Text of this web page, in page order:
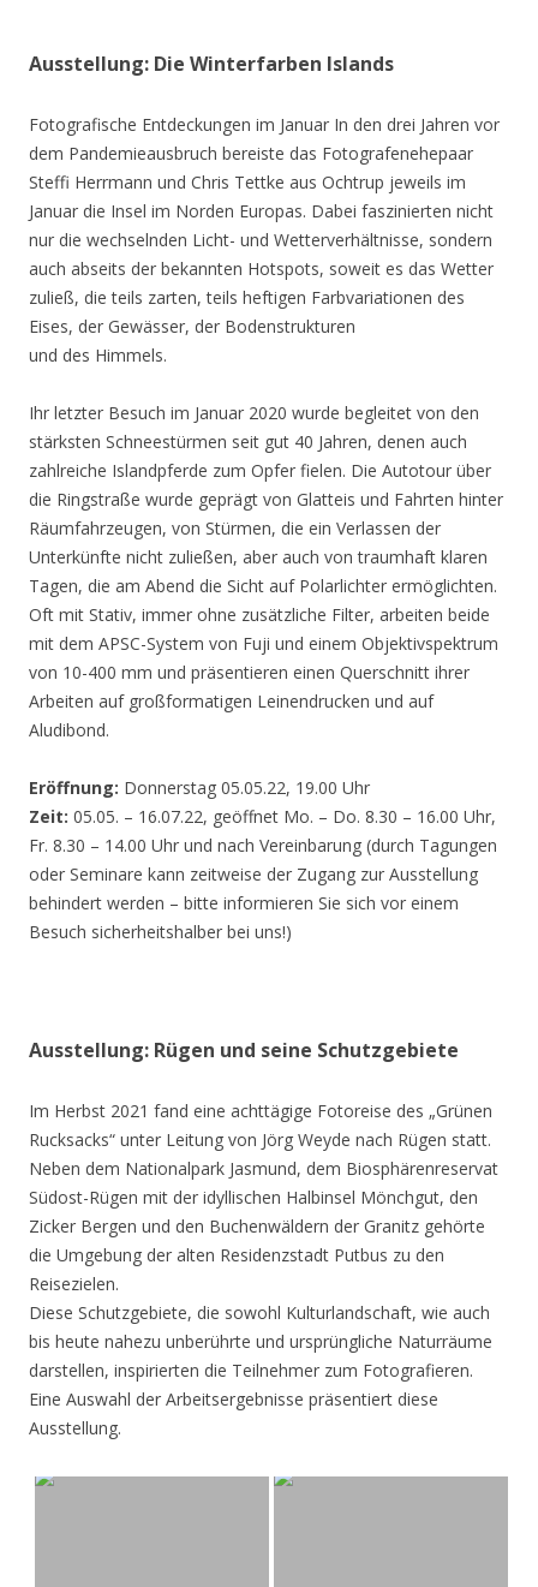
Ausstellung: Die Winterfarben Islands
Fotografische Entdeckungen im Januar In den drei Jahren vor
dem Pandemieausbruch bereiste das Fotografenehepaar
Steffi Herrmann und Chris Tettke aus Ochtrup jeweils im
Januar die Insel im Norden Europas. Dabei faszinierten nicht
nur die wechselnden Licht- und Wetterverhältnisse, sondern
auch abseits der bekannten Hotspots, soweit es das Wetter
zuließ, die teils zarten, teils heftigen Farbvariationen des
Eises, der Gewässer, der Bodenstrukturen
und des Himmels.
Ihr letzter Besuch im Januar 2020 wurde begleitet von den
stärksten Schneestürmen seit gut 40 Jahren, denen auch
zahlreiche Islandpferde zum Opfer fielen. Die Autotour über
die Ringstraße wurde geprägt von Glatteis und Fahrten hinter
Räumfahrzeugen, von Stürmen, die ein Verlassen der
Unterkünfte nicht zuließen, aber auch von traumhaft klaren
Tagen, die am Abend die Sicht auf Polarlichter ermöglichten.
Oft mit Stativ, immer ohne zusätzliche Filter, arbeiten beide
mit dem APSC-System von Fuji und einem Objektivspektrum
von 10-400 mm und präsentieren einen Querschnitt ihrer
Arbeiten auf großformatigen Leinendrucken und auf
Aludibond.
Eröffnung: Donnerstag 05.05.22, 19.00 Uhr
Zeit: 05.05. – 16.07.22, geöffnet Mo. – Do. 8.30 – 16.00 Uhr,
Fr. 8.30 – 14.00 Uhr und nach Vereinbarung (durch Tagungen
oder Seminare kann zeitweise der Zugang zur Ausstellung
behindert werden – bitte informieren Sie sich vor einem
Besuch sicherheitshalber bei uns!)
Ausstellung: Rügen und seine Schutzgebiete
Im Herbst 2021 fand eine achttägige Fotoreise des „Grünen
Rucksacks“ unter Leitung von Jörg Weyde nach Rügen statt.
Neben dem Nationalpark Jasmund, dem Biosphärenreservat
Südost-Rügen mit der idyllischen Halbinsel Mönchgut, den
Zicker Bergen und den Buchenwäldern der Granitz gehörte
die Umgebung der alten Residenzstadt Putbus zu den
Reisezielen.
Diese Schutzgebiete, die sowohl Kulturlandschaft, wie auch
bis heute nahezu unberührte und ursprüngliche Naturräume
darstellen, inspirierten die Teilnehmer zum Fotografieren.
Eine Auswahl der Arbeitsergebnisse präsentiert diese
Ausstellung.